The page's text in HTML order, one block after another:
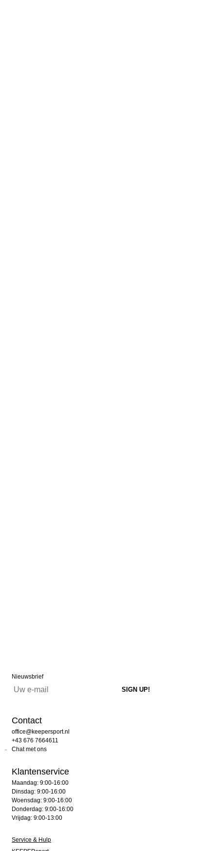
Nieuwsbrief
Contact
office@keepersport.nl
+43 676 7664611
Chat met ons
Klantenservice
Maandag: 9:00-16:00
Dinsdag: 9:00-16:00
Woensdag: 9:00-16:00
Donderdag: 9:00-16:00
Vrijdag: 9:00-13:00
Service & Hulp